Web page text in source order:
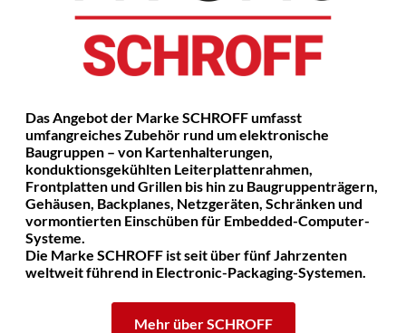
Das Angebot der Marke SCHROFF umfasst
umfangreiches Zubehör rund um elektronische
Baugruppen – von Kartenhalterungen,
konduktionsgekühlten Leiterplattenrahmen,
Frontplatten und Grillen bis hin zu Baugruppenträgern,
Gehäusen, Backplanes, Netzgeräten, Schränken und
vormontierten Einschüben für Embedded-Computer-
Systeme.
Die Marke SCHROFF ist seit über fünf Jahrzenten
weltweit führend in Electronic-Packaging-Systemen.
Mehr über SCHROFF